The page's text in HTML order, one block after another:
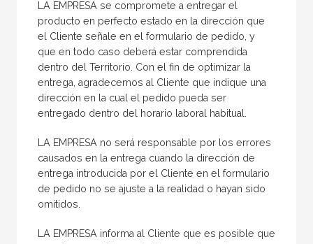
LA EMPRESA se compromete a entregar el
producto en perfecto estado en la dirección que
el Cliente señale en el formulario de pedido, y
que en todo caso deberá estar comprendida
dentro del Territorio. Con el fin de optimizar la
entrega, agradecemos al Cliente que indique una
dirección en la cual el pedido pueda ser
entregado dentro del horario laboral habitual.
LA EMPRESA no será responsable por los errores
causados en la entrega cuando la dirección de
entrega introducida por el Cliente en el formulario
de pedido no se ajuste a la realidad o hayan sido
omitidos.
LA EMPRESA informa al Cliente que es posible que